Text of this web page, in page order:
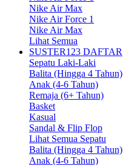
Nike Air Max
Nike Air Force 1
Nike Air Max
Lihat Semua
SUSTER123 DAFTAR
Sepatu Laki-Laki
Balita (Hingga 4 Tahun)
Anak (4-6 Tahun)
Remaja (6+ Tahun)
Basket
Kasual
Sandal & Flip Flop
Lihat Semua Sepatu
Balita (Hingga 4 Tahun)
Anak (4-6 Tahun)